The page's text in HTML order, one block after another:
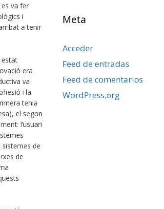
va fer
i
a tenir
estat
era
va
i la
tenia
el segon
l’usuari
sistemes de
de
Meta
Acceder
Feed de entradas
Feed de comentarios
WordPress.org